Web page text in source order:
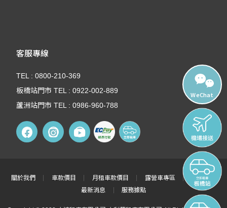
客服專線
TEL : 0800-210-369
板橋站門市 TEL : 0922-002-889
蘆洲站門市 TEL : 0986-960-788
關於我們 車款價目 月租車款價目 露營車專區
租車須知
最新消息
服務據點
WeChat